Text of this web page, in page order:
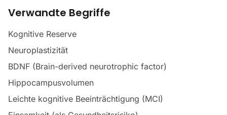
Verwandte Begriffe
Kognitive Reserve
Neuroplastizität
BDNF (Brain-derived neurotrophic factor)
Hippocampusvolumen
Leichte kognitive Beeinträchtigung (MCI)